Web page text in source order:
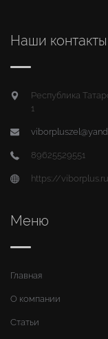
Наши контакты
Республика
1
89625529551
https://
Меню
Главная
О компании
Статьи